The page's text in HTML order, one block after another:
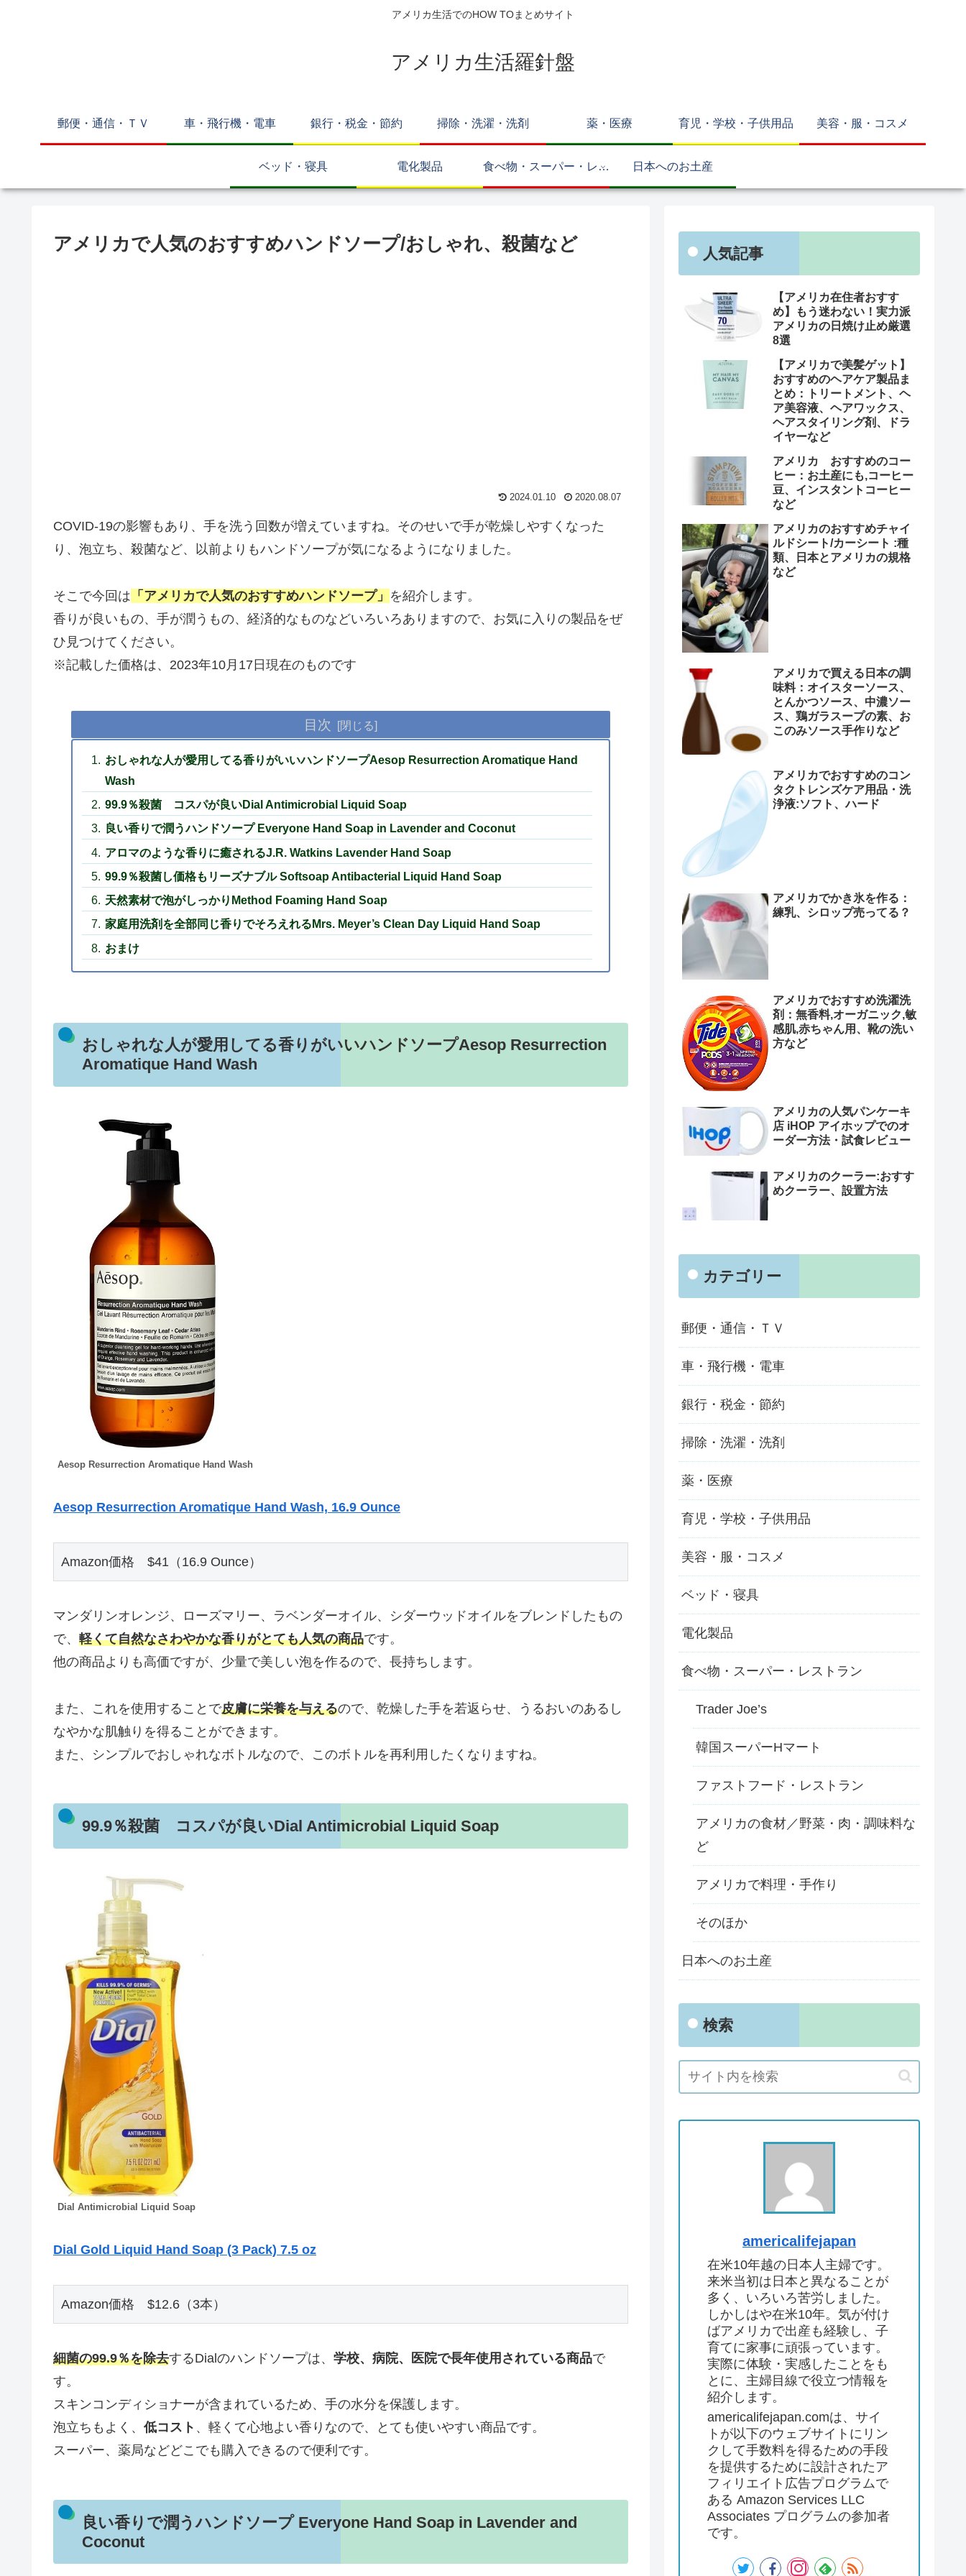
アメリカ生活でのHOW TOまとめサイト
アメリカ生活羅針盤
郵便・通信・ＴＶ 車・飛行機・電車 銀行・税金・節約 掃除・洗濯・洗剤 薬・医療 育児・学校・子供用品 美容・服・コスメ
ベッド・寝具 電化製品 食べ物・スーパー・レス 日本へのお土産
アメリカで人気のおすすめハンドソープ/おしゃれ、殺菌など
2024.01.10 2020.08.07
COVID-19の影響もあり、手を洗う回数が増えていますね。そのせいで手が乾燥しやすくなった
り、泡立ち、殺菌など、以前よりもハンドソープが気になるようになりました。
そこで今回は 「アメリカで人気のおすすめハンドソープ」 を紹介します。
香りが良いもの、手が潤うもの、経済的なものなどいろいろありますので、お気に入りの製品をぜ
ひ見つけてください。
※記載した価格は、2023年10月17日現在のものです
目次
おしゃれな人が愛用してる香りがいいハンドソープAesop Resurrection Aromatique Hand
Wash
99.9％殺菌 コスパが良いDial Antimicrobial Liquid Soap
良い香りで潤うハンドソープ Everyone Hand Soap in Lavender and Coconut
アロマのような香りに癒されるJ.R. Watkins Lavender Hand Soap
99.9％殺菌し価格もリーズナブル Softsoap Antibacterial Liquid Hand Soap
天然素材で泡がしっかりMethod Foaming Hand Soap
家庭用洗剤を全部同じ香りでそろえれるMrs. Meyer’s Clean Day Liquid Hand Soap
おまけ
おしゃれな人が愛用してる香りがいいハンドソープAesop Resurrection
Aromatique Hand Wash
Aesop Resurrection Aromatique Hand Wash
Aesop Resurrection Aromatique Hand Wash, 16.9 Ounce
Amazon価格　$41（16.9 Ounce）
マンダリンオレンジ、ローズマリー、ラベンダーオイル、シダーウッドオイルをブレンドしたもの
で、 軽くて自然なさわやかな香りがとても人気の商品です。
他の商品よりも高価ですが、少量で美しい泡を作るので、長持ちします。
また、これを使用することで皮膚に栄養を与えるので、乾燥した手を若返らせ、うるおいのあるし
なやかな肌触りを得ることができます。
また、シンプルでおしゃれなボトルなので、このボトルを再利用したくなりますね。
99.9％殺菌 コスパが良いDial Antimicrobial Liquid Soap
Dial Antimicrobial Liquid Soap
Dial Gold Liquid Hand Soap (3 Pack) 7.5 oz
Amazon価格　$12.6（3本）
細菌の99.9％を除去するDialのハンドソープは、 学校、病院、医院で長年使用されている商品で
す。
スキンコンディショナーが含まれているため、手の水分を保護します。
泡立ちもよく、 低コスト 、軽くて心地よい香りなので、とても使いやすい商品です。
スーパー、薬局などどこでも購入できるので便利です。
良い香りで潤うハンドソープ Everyone Hand Soap in Lavender and
Coconut
人気記事
【アメリカ在住者おすす
め】もう迷わない！実力派
アメリカの日焼け止め厳選
8選
【アメリカで美髪ゲット】
おすすめのヘアケア製品ま
とめ：トリートメント、ヘ
ア美容液、ヘアワックス、
ヘアスタイリング剤、ドラ
イヤーなど
アメリカ おすすめのコー
ヒー：お土産にも,コーヒー
豆、インスタントコーヒー
など
アメリカのおすすめチャイ
ルドシート/カーシート :種
類、日本とアメリカの規格
など
アメリカで買える日本の調
味料：オイスターソース、
とんかつソース、中濃ソー
ス、鶏ガラスープの素、お
このみソース手作りなど
アメリカでおすすめのコン
タクトレンズケア用品・洗
浄液:ソフト、ハード
アメリカでかき氷を作る：
練乳、シロップ売ってる？
アメリカでおすすめ洗濯洗
剤：無香料,オーガニック,敏
感肌,赤ちゃん用、靴の洗い
方など
アメリカの人気パンケーキ
店 iHOP アイホップでのオ
ーダー方法・試食レビュー
アメリカのクーラー:おすす
めクーラー、設置方法
カテゴリー
郵便・通信・ＴＶ
車・飛行機・電車
銀行・税金・節約
掃除・洗濯・洗剤
薬・医療
育児・学校・子供用品
美容・服・コスメ
ベッド・寝具
電化製品
食べ物・スーパー・レストラン
Trader Joe’s
韓国スーパーHマート
ファストフード・レストラン
アメリカの食材／野菜・肉・調味料な
ど
アメリカで料理・手作り
そのほか
日本へのお土産
検索
americalifejapan
在米10年越の日本人主婦です。
来米当初は日本と異なることが
多く、いろいろ苦労しました。
しかしはや在米10年。気が付け
ばアメリカで出産も経験し、子
育てに家事に頑張っています。
実際に体験・実感したことをも
とに、主婦目線で役立つ情報を
紹介します。
americalifejapan.comは、サイ
トが以下のウェブサイトにリン
クして手数料を得るための手段
を提供するために設計されたア
フィリエイト広告プログラムで
ある Amazon Services LLC
Associates プログラムの参加者
です。